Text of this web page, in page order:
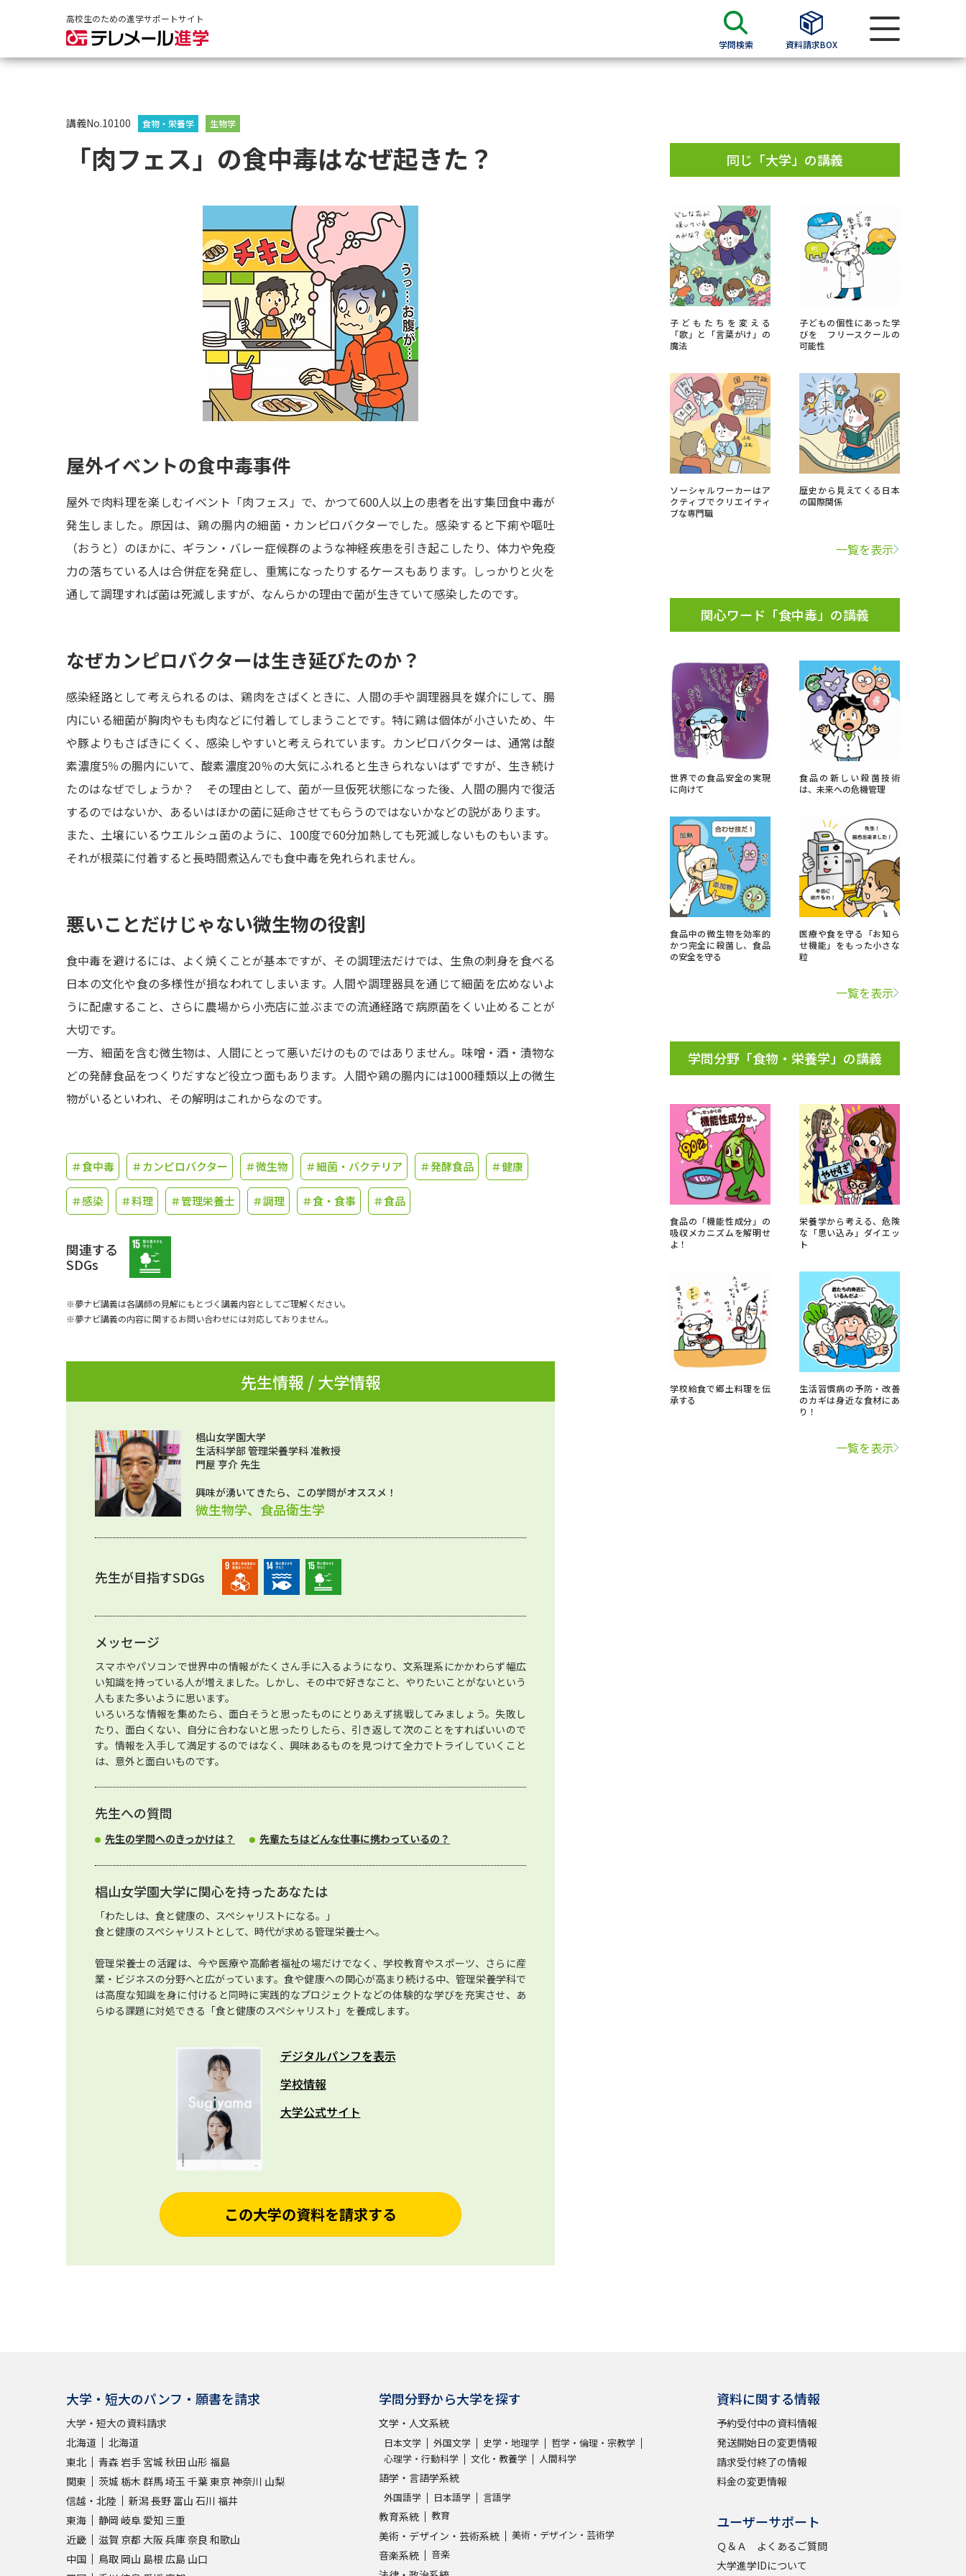
高校生のための進学サポートサイト
学問検索 資料請求BOX
大学・短大の資料種類から請求
過去問題集
留学・進学関連、塾・予備校
大学入学共通テスト「受験上の配慮案内」の請求
高等学校卒業程度認定試験
小学校教員資格認定試験
大学検索
大学で学べる内容や特徴を調べる
新増設大学・学部・学科特集
データサイエンス特集
新学年スタート号特集ページ（高3生用）
オープンキャンパスなどを調べる
オープンキャンパス検索
実施プログラムから探す
来場型・Web型イベント特集
受験準備 資料検索
先輩が入学を決めた理由
新生活お役立ちガイド
学問発見
大学で学びたい学問発見
ユーザーサポート
このサイトについて
受付内容・発送状況の確認 テレメール
お支払いサイト
お問合せ先
訂正のご案内
講義No.10100 食物・栄養学 生物学
「肉フェス」の食中毒はなぜ起きた？
屋外イベントの食中毒事件
屋外で肉料理を楽しむイベント「肉フェス」で、かつて600人以上の患者を出す集団食中毒が
発生しました。原因は、鶏の腸内の細菌・カンピロバクターでした。感染すると下痢や嘔吐
（おうと）のほかに、ギラン・バレー症候群のような神経疾患を引き起こしたり、体力や免疫
力の落ちている人は合併症を発症し、重篤になったりするケースもあります。しっかりと火を
通して調理すれば菌は死滅しますが、なんらかの理由で菌が生きていて感染したのです。
なぜカンピロバクターは生き延びたのか？
感染経路として考えられるのは、鶏肉をさばくときに、人間の手や調理器具を媒介にして、腸
内にいる細菌が胸肉やもも肉などに付着してしまうことです。特に鶏は個体が小さいため、牛
や豚よりもさばきにくく、感染しやすいと考えられています。カンピロバクターは、通常は酸
素濃度5％の腸内にいて、酸素濃度20％の大気にふれると生きられないはずですが、生き続け
たのはなぜでしょうか？ その理由として、菌が一旦仮死状態になった後、人間の腸内で復活
するのではないか、あるいはほかの菌に延命させてもらうのではないかなどの説があります。
また、土壌にいるウエルシュ菌のように、100度で60分加熱しても死滅しないものもいます。
それが根菜に付着すると長時間煮込んでも食中毒を免れられません。
悪いことだけじゃない微生物の役割
食中毒を避けるには、よく焼くことが基本ですが、その調理法だけでは、生魚の刺身を食べる
日本の文化や食の多様性が損なわれてしまいます。人間や調理器具を通じて細菌を広めないよ
うに配慮すること、さらに農場から小売店に並ぶまでの流通経路で病原菌をくい止めることが
大切です。
一方、細菌を含む微生物は、人間にとって悪いだけのものではありません。味噌・酒・漬物な
どの発酵食品をつくりだすなど役立つ面もあります。人間や鶏の腸内には1000種類以上の微生
物がいるといわれ、その解明はこれからなのです。
＃食中毒 ＃カンピロバクター ＃微生物 ＃細菌・バクテリア ＃発酵食品 ＃健康
＃感染 ＃料理 ＃管理栄養士 ＃調理 ＃食・食事 ＃食品
関連する
SDGs
※夢ナビ講義は各講師の見解にもとづく講義内容としてご理解ください。
※夢ナビ講義の内容に関するお問い合わせには対応しておりません。
先生情報 / 大学情報
椙山女学園大学
生活科学部 管理栄養学科 准教授
門屋 亨介 先生
興味が湧いてきたら、この学問がオススメ！
微生物学、食品衛生学
先生が目指すSDGs
メッセージ
スマホやパソコンで世界中の情報がたくさん手に入るようになり、文系理系にかかわらず幅広
い知識を持っている人が増えました。しかし、その中で好きなこと、やりたいことがないという
人もまた多いように思います。
いろいろな情報を集めたら、面白そうと思ったものにとりあえず挑戦してみましょう。失敗し
たり、面白くない、自分に合わないと思ったりしたら、引き返して次のことをすればいいので
す。情報を入手して満足するのではなく、興味あるものを見つけて全力でトライしていくこと
は、意外と面白いものです。
先生への質問
先生の学問へのきっかけは？ 先輩たちはどんな仕事に携わっているの？
椙山女学園大学に関心を持ったあなたは
「わたしは、食と健康の、スペシャリストになる。」
食と健康のスペシャリストとして、時代が求める管理栄養士へ。
管理栄養士の活躍は、今や医療や高齢者福祉の場だけでなく、学校教育やスポーツ、さらに産
業・ビジネスの分野へと広がっています。食や健康への関心が高まり続ける中、管理栄養学科で
は高度な知識を身に付けると同時に実践的なプロジェクトなどの体験的な学びを充実させ、あ
らゆる課題に対処できる「食と健康のスペシャリスト」を養成します。
デジタルパンフを表示
学校情報
大学公式サイト
この大学の資料を請求する
同じ「大学」の講義
子どもたちを変える
「歌」と「言葉がけ」の
魔法
子どもの個性にあった学
びを フリースクールの
可能性
ソーシャルワーカーはア
クティブでクリエイティ
ブな専門職
歴史から見えてくる日本
の国際関係
一覧を表示
関心ワード「食中毒」の講義
世界での食品安全の実現
に向けて
食品の新しい殺菌技術
は、未来への危機管理
食品中の微生物を効率的
かつ完全に殺菌し、食品
の安全を守る
医療や食を守る「お知ら
せ機能」をもった小さな
粒
一覧を表示
学問分野「食物・栄養学」の講義
食品の「機能性成分」の
吸収メカニズムを解明せ
よ！
栄養学から考える、危険
な「思い込み」ダイエッ
ト
学校給食で郷土料理を伝
承する
生活習慣病の予防・改善
のカギは身近な食材にあ
り！
一覧を表示
大学・短大のパンフ・願書を請求
大学・短大の資料請求
北海道
北海道
東北
青森 岩手 宮城 秋田 山形 福島
関東
茨城 栃木 群馬埼玉 千葉東京神奈川 山梨
信越・北陸
新潟長野 富山 石川 福井
東海
静岡 岐阜 愛知 三重
近畿
滋賀 京都 大阪兵庫奈良 和歌山
中国
鳥取 岡山 島根 広島 山口
学問分野から大学を探す
文学・人文系統
日本文学 外国文学 史学・地理学
哲学・倫理・宗教学
心理学・行動科学
文化・教養学 人間科学
語学・言語学系統
外国語学 日本語学 言語学
教育系統 教育
美術・デザイン・芸術系統 美術・デザイン・芸術学
音楽系統 音楽
資料に関する情報
予約受付中の資料情報
発送開始日の変更情報
請求受付終了の情報
料金の変更情報
ユーザーサポート
Ｑ＆Ａ よくあるご質問
大学進学IDについて